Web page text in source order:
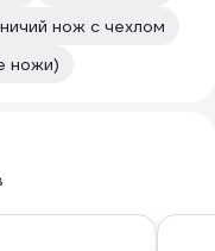
нож с чехлом
ножи)